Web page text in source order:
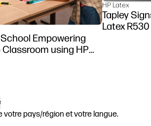
Empowering
using HP
HP Latex
Tapley
Latex R530
votre pays/région et votre langue.